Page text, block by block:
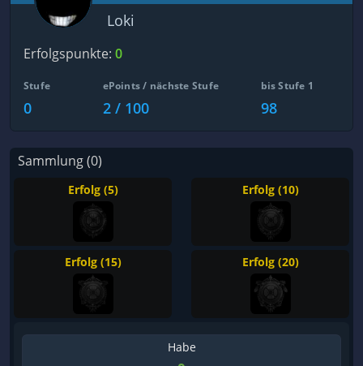
Loki
Erfolgspunkte: 0
Stufe
0
ePoints / nächste Stufe
2 / 100
bis Stufe 1
98
Sammlung (0)
Erfolg (5) Erfolg (10)
Erfolg (15) Erfolg (20)
Habe